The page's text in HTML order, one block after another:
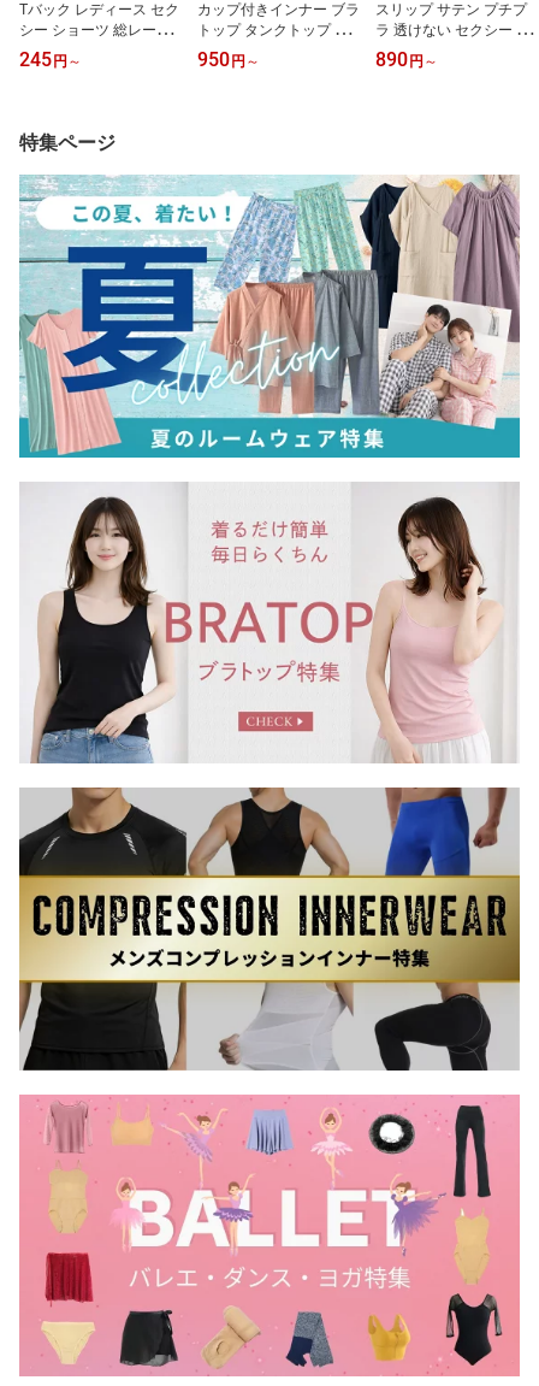
Tバック レディース セク
シー ショーツ 総レース
大きいサイズ リボン お
しゃれ プチプラ 激安 透
LL rt1
245 円 ～
カップ付きインナー ブラ
トップ タンクトップ キ
ャミ レーヨン さらさら
ブラ内蔵 大きいサイズ
の日 バレンタイン ホワ
イトデー クリスマス
950 円 ～
スリップ サテン プチプ
ラ 透けない セクシー ラ
ンジェリー ベビードール
大きいサイズ 光沢 上品
日 父の日 敬老の日 バレ
ンタイン ホワイトデー
クリスマス
890 円 ～
特集ページ